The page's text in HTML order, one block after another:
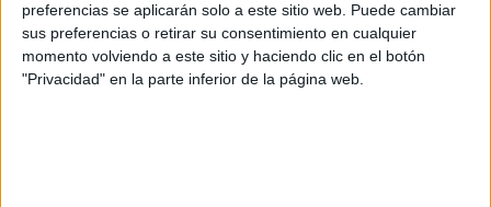
preferencias se aplicarán solo a este sitio web. Puede cambiar
sus preferencias o retirar su consentimiento en cualquier
momento volviendo a este sitio y haciendo clic en el botón
"Privacidad" en la parte inferior de la página web.